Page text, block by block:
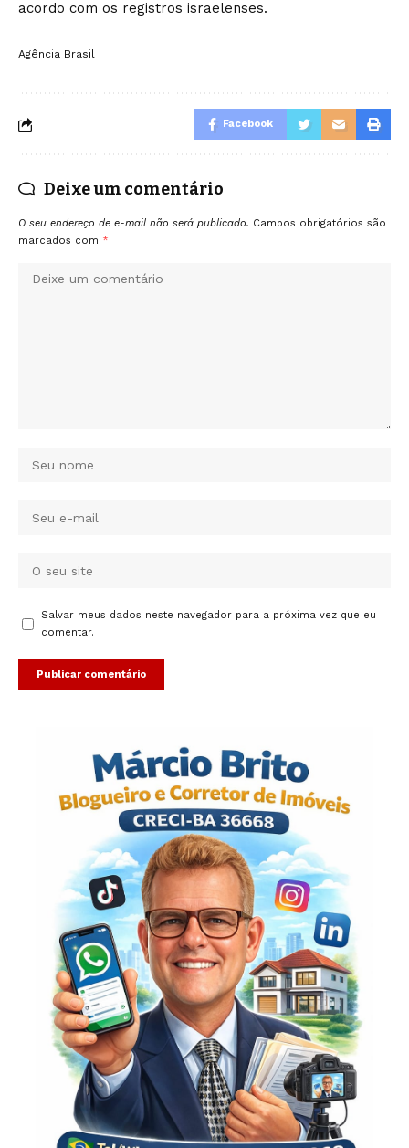
acordo com os registros israelenses.
Agência Brasil
Facebook
Deixe um comentário
O seu endereço de e-mail não será publicado. Campos obrigatórios são
marcados com *
Salvar meus dados neste navegador para a próxima vez que eu
comentar.